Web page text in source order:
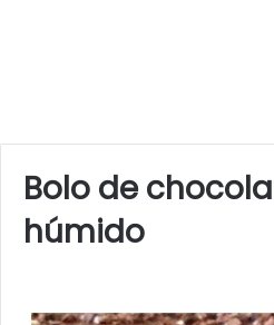
Bolo de
húmido